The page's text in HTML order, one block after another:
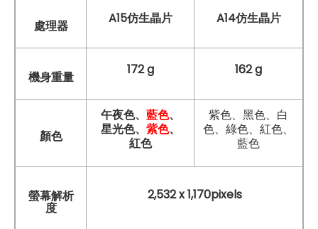
處理器 A15仿生晶片 A14仿生晶片
機身重量 172 g 162 g
顏色
午夜色、 藍色、
星光色、 紫色、
紅色
紫色、黑色、白
色、綠色、紅色、
藍色
螢幕解析
度
2,532 x 1,170pixels